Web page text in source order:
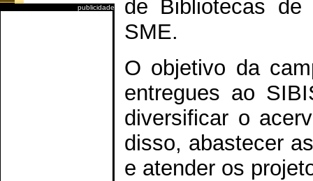
publicidade
de Bibliotecas de
SME.
O objetivo da
entregues ao
diversificar o
disso, abastecer
e atender os